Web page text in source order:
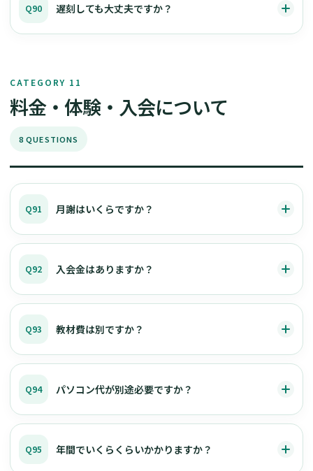
Q90 遅刻しても大丈夫ですか？
CATEGORY 11
料金・体験・入会について
8 QUESTIONS
Q91 月謝はいくらですか？
Q92 入会金はありますか？
Q93 教材費は別ですか？
Q94 パソコン代が別途必要ですか？
Q95 年間でいくらくらいかかりますか？